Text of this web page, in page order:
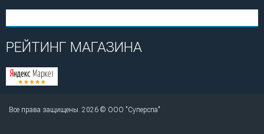
РЕЙТИНГ МАГАЗИНА
Все права защищены. 2026 © ООО "Суперспа"